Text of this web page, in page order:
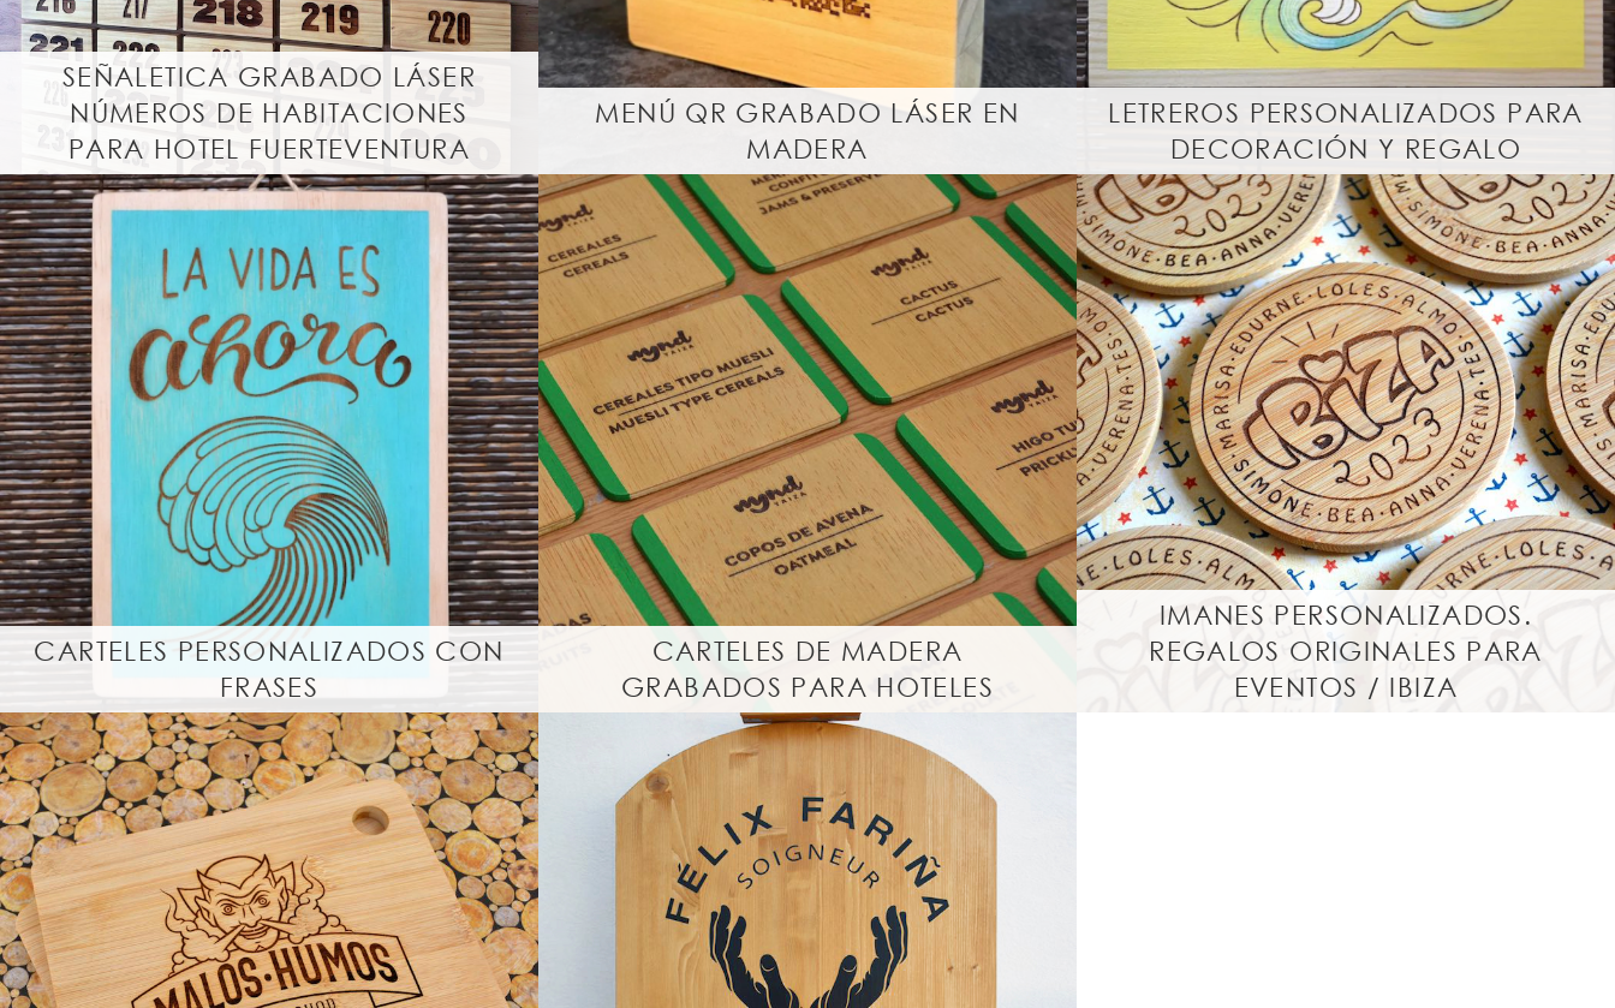
l
SEÑALETICA GRABADO LÁSER
NÚMEROS DE HABITACIONES
PARA HOTEL FUERTEVENTURA
MENÚ QR GRABADO LÁSER EN
MADERA
LETREROS PERSONALIZADOS PARA
DECORACIÓN Y REGALO
CARTELES PERSONALIZADOS CON
FRASES
CARTELES DE MADERA
GRABADOS PARA HOTELES
IMANES PERSONALIZADOS.
REGALOS ORIGINALES PARA
EVENTOS / IBIZA